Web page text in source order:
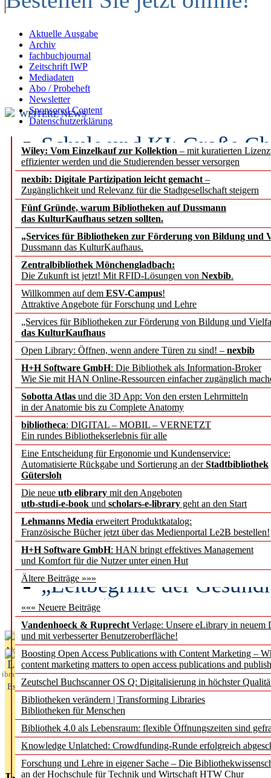
Aktuelle Ausgabe
Archiv
fachbuchjournal
Zeitschrift IWP
Mediadaten
Abo / Probeheft
Newsletter
Sponsored Content
Datenschutzerklärung
Wiley: Vom Einzelkauf zur Kollektion – mit kuratierten
effizienter werden und die Studierenden besser versorgen
nexbib: Digitale Partizipation leicht gemacht –
Zugänglichkeit und Relevanz für die Stadtgesellschaft steigern
Fünf Gründe, warum Bibliotheken auf Dussmann
das KulturKaufhaus setzen sollten.
„Services für Bibliotheken zur Förderung von Bildung und
Dussmann das KulturKaufhaus.
Zentralbibliothek Mönchengladbach:
Die Zukunft ist jetzt! Mit RFID-Lösungen von Nexbib.
Willkommen auf dem ESV-Campus!
Attraktive Angebote für Forschung und Lehre
„Services für Bibliotheken zur Förderung von Bildung und
das KulturKaufhaus
Open Library: Öffnen, wenn andere Türen zu sind! – nexbib
H+H Software GmbH: Die Bibliothek als Information-Broker
Wie Sie mit HAN Online-Ressourcen einfacher zugänglich
Sobotta Atlas und die 3D App: Von den ersten Lehrmitteln
in der Anatomie bis zu Complete Anatomy
bibliotheca: DIGITAL – MOBIL – VERNETZT
Ein rundes Bibliothekserlebnis für alle
Eine Entscheidung für Ergonomie und Kundenservice:
Automatisierte Rückgabe und Sortierung an derStadtbibliothek
Gütersloh
Die neue utb elibrary mit den Angeboten
utb-studi-e-book und scholars-e-library geht an den Start
Lehmanns Media erweitert Produktkatalog:
Französische Bücher jetzt über das Medienportal Le2B bestellen!
H+H Software GmbH: HAN bringt effektives Management
und Komfort für die Nutzer unter einen Hut
Ältere Beiträge »»»
««« Neuere Beiträge
Vandenhoeck & Ruprecht Verlage: Unsere eLibrary in neuem
und mit verbesserter Benutzeroberfläche!
Boosting Open Access Publications with Content Marketing –
content marketing matters to open access publications and
Zeutschel Buchscanner OS Q: Digitalisierung in höchster
Bibliotheken verändern | Transforming Libraries
Bibliotheken für Menschen
Bibliothek 4.0 als Lebensraum: flexible Öffnungszeiten sind
Knowledge Unlatched: Crowdfunding-Runde erfolgreich
Forschung und Lehre in eigener Sache – Die
an der Hochschule für Technik und Wirtschaft HTW Chur
WEITERE NEWS
Schule und KI: Große
Voraussetzungen
Erfolgreiches erstes
Segment Research –
angepasst
konstruktiv!
Mohr Siebeck
und die Zeitschrift für
Francke Attempto
EBSCO Information
Recherchefunktionen in
Sorbisches Institut neu
Geschichte und
Künstliche Intelligenz
besser zu verstehen
„Leitbegriffe der
des BIÖG erscheinen
Aktuelles aus
L
ibrary
Essentials